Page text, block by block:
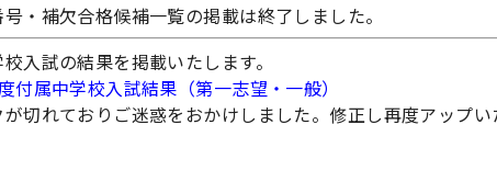
・補欠合格候補一覧の掲載は終了しました。
入試の結果を掲載いたします。
付属中学校入試結果（第一志望・一般）
切れておりご迷惑をおかけしました。修正し再度アップい